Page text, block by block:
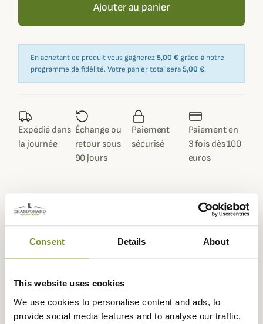
Consent Details About
This website uses cookies
We use cookies to personalise content and ads, to
provide social media features and to analyse our traffic.
Ajouter au panier
En achetant ce produit vous gagnerez5,00 € grâce à notre
programme de fidélité. Votre panier totalisera5,00 €.
Expédié dans
la journée
Échange ou
retour sous
90 jours
Paiement
sécurisé
Paiement en
3 fois dès 100
euros
Description
La veste Swann de la marque Club Interchasse est une
élégance, confort et praticité. C'est également une veste
chaude agréable à porter après la chasse et se présenter
avec tenues aux diners.